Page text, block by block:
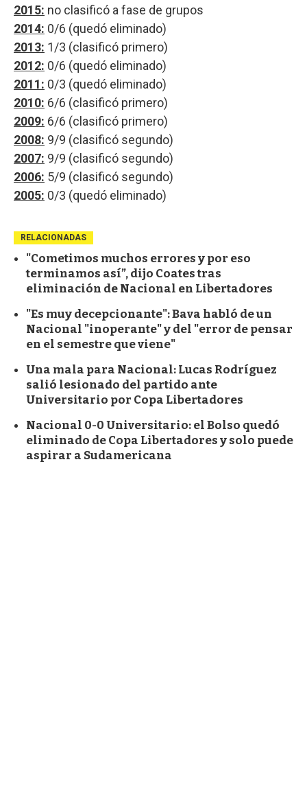
2015: no clasificó a fase de grupos
2014: 0/6 (quedó eliminado)
2013: 1/3 (clasificó primero)
2012: 0/6 (quedó eliminado)
2011: 0/3 (quedó eliminado)
2010: 6/6 (clasificó primero)
2009: 6/6 (clasificó primero)
2008: 9/9 (clasificó segundo)
2007: 9/9 (clasificó segundo)
2006: 5/9 (clasificó segundo)
2005: 0/3 (quedó eliminado)
RELACIONADAS
"Cometimos muchos errores y por eso
terminamos así”, dijo Coates tras
eliminación de Nacional en Libertadores
"Es muy decepcionante": Bava habló de un
Nacional "inoperante" y del "error de pensar
en el semestre que viene"
Una mala para Nacional: Lucas Rodríguez
salió lesionado del partido ante
Universitario por Copa Libertadores
Nacional 0-0 Universitario: el Bolso quedó
eliminado de Copa Libertadores y solo puede
aspirar a Sudamericana